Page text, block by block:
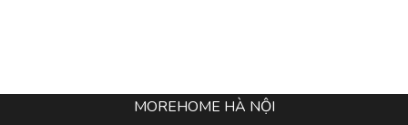
MOREHOME HÀ NỘI